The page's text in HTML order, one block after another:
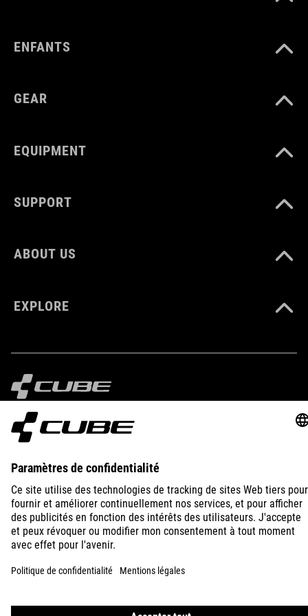
ENFANTS
GEAR
EQUIPMENT
SUPPORT
ABOUT US
EXPLORE
IMPRINT PRIVACY EU DATA ACT
AUSTRALIA FRANÇAIS
© 2026 Paramètres de confidentialité